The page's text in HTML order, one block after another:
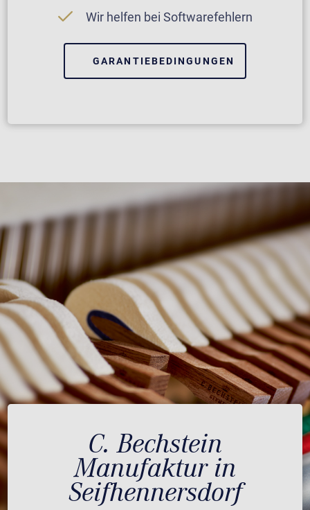
Wir helfen bei Softwarefehlern
GARANTIEBEDINGUNGEN
C. Bechstein
Manufaktur in
Seifhennersdorf